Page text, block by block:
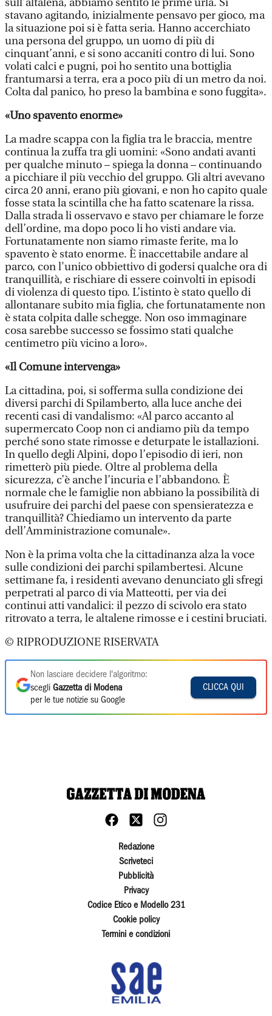
sull’altalena, abbiamo sentito le prime urla. Si
stavano agitando, inizialmente pensavo per gioco, ma
la situazione poi si è fatta seria. Hanno accerchiato
una persona del gruppo, un uomo di più di
cinquant’anni, e si sono accaniti contro di lui. Sono
volati calci e pugni, poi ho sentito una bottiglia
frantumarsi a terra, era a poco più di un metro da noi.
Colta dal panico, ho preso la bambina e sono fuggita».
«Uno spavento enorme»
La madre scappa con la figlia tra le braccia, mentre
continua la zuffa tra gli uomini: «Sono andati avanti
per qualche minuto – spiega la donna – continuando
a picchiare il più vecchio del gruppo. Gli altri avevano
circa 20 anni, erano più giovani, e non ho capito quale
fosse stata la scintilla che ha fatto scatenare la rissa.
Dalla strada li osservavo e stavo per chiamare le forze
dell’ordine, ma dopo poco li ho visti andare via.
Fortunatamente non siamo rimaste ferite, ma lo
spavento è stato enorme. È inaccettabile andare al
parco, con l'unico obbiettivo di godersi qualche ora di
tranquillità, e rischiare di essere coinvolti in episodi
di violenza di questo tipo. L’istinto è stato quello di
allontanare subito mia figlia, che fortunatamente non
è stata colpita dalle schegge. Non oso immaginare
cosa sarebbe successo se fossimo stati qualche
centimetro più vicino a loro».
«Il Comune intervenga»
La cittadina, poi, si sofferma sulla condizione dei
diversi parchi di Spilamberto, alla luce anche dei
recenti casi di vandalismo: «Al parco accanto al
supermercato Coop non ci andiamo più da tempo
perché sono state rimosse e deturpate le istallazioni.
In quello degli Alpini, dopo l’episodio di ieri, non
rimetterò più piede. Oltre al problema della
sicurezza, c’è anche l’incuria e l’abbandono. È
normale che le famiglie non abbiano la possibilità di
usufruire dei parchi del paese con spensieratezza e
tranquillità? Chiediamo un intervento da parte
dell’Amministrazione comunale».
Non è la prima volta che la cittadinanza alza la voce
sulle condizioni dei parchi spilambertesi. Alcune
settimane fa, i residenti avevano denunciato gli sfregi
perpetrati al parco di via Matteotti, per via dei
continui atti vandalici: il pezzo di scivolo era stato
ritrovato a terra, le altalene rimosse e i cestini bruciati.
© RIPRODUZIONE RISERVATA
Non lasciare decidere l'algoritmo:
scegli Gazzetta di Modena
per le tue notizie su Google
CLICCA QUI
Redazione
Scriveteci
Pubblicità
Privacy
Codice Etico e Modello 231
Cookie policy
Termini e condizioni